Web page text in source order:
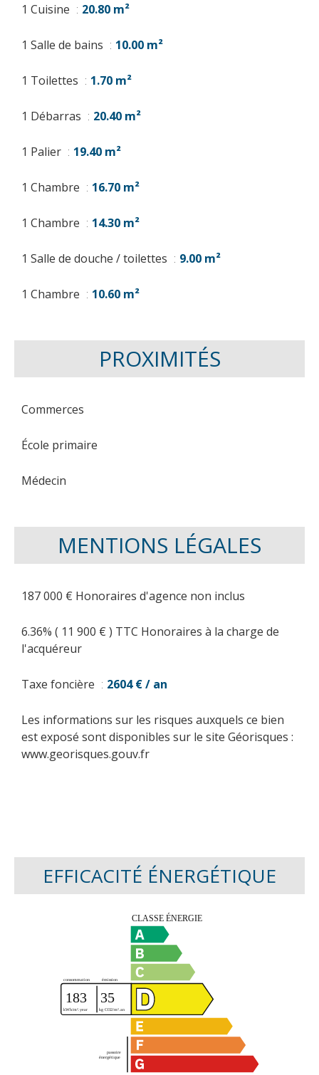
1 Cuisine 20.80 m²
1 Salle de bains 10.00 m²
1 Toilettes 1.70 m²
1 Débarras 20.40 m²
1 Palier 19.40 m²
1 Chambre 16.70 m²
1 Chambre 14.30 m²
1 Salle de douche / toilettes 9.00 m²
1 Chambre 10.60 m²
PROXIMITÉS
Commerces
École primaire
Médecin
MENTIONS LÉGALES
187 000 € Honoraires d'agence non inclus
6.36% ( 11 900 € ) TTC Honoraires à la charge de
l'acquéreur
Taxe foncière 2604 € / an
Les informations sur les risques auxquels ce bien
est exposé sont disponibles sur le site Géorisques :
www.georisques.gouv.fr
EFFICACITÉ ÉNERGÉTIQUE